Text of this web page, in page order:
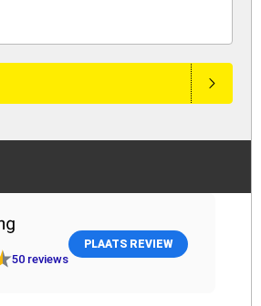
50 reviews
PLAATS REVIEW